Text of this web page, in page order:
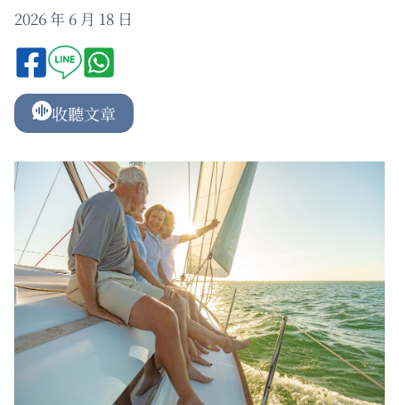
2026 年 6 月 18 日
收聽文章